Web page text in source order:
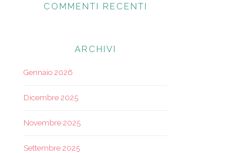
COMMENTI RECENTI
ARCHIVI
Gennaio 2026
Dicembre 2025
Novembre 2025
Settembre 2025